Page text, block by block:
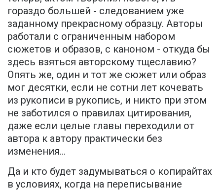
гораздо большей - следованием уже
заданному прекрасному образцу. Авторы
работали с ограниченным набором
сюжетов и образов, с каноном - откуда бы
здесь взяться авторскому тщеславию?
Опять же, один и тот же сюжет или образ
мог десятки, если не сотни лет кочевать
из рукописи в рукопись, и никто при этом
не заботился о правилах цитирования,
даже если целые главы переходили от
автора к автору практически без
изменения...
Да и кто будет задумываться о копирайтах
в условиях, когда на переписывание